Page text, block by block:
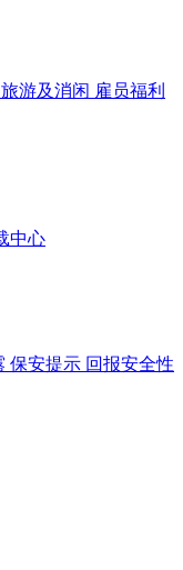
旅游及消闲 雇员福利
中心
保安提示 回报安全性